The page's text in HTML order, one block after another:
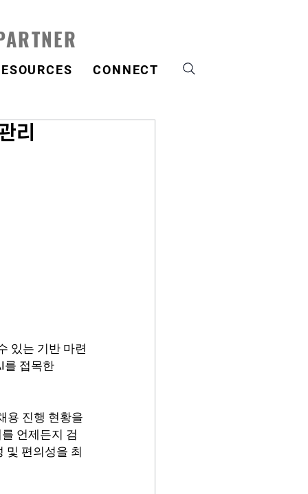
CONNECT
리
있는 기반 마련
를 접목한
용 진행 현황을
언제든지 검
및 편의성을 최